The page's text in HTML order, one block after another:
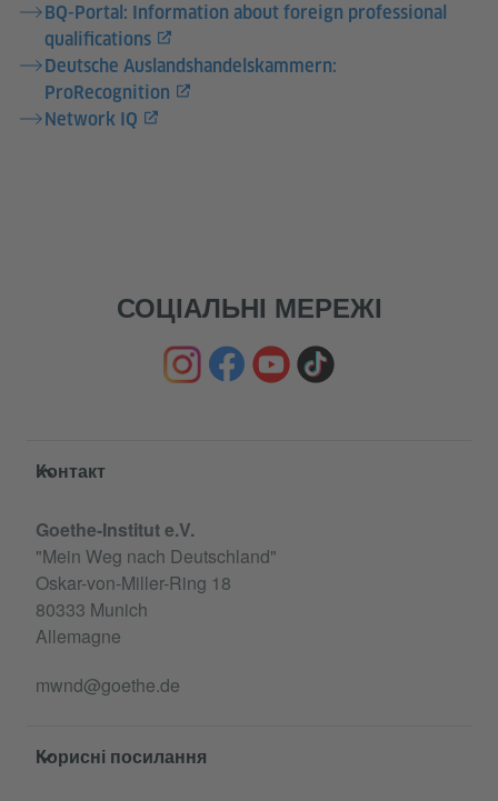
BQ-Portal: Information about foreign professional
qualifications
Deutsche Auslandshandelskammern:
ProRecognition
Network IQ
СОЦІАЛЬНІ МЕРЕЖІ
Service- und Informationsbereich
Контакт
Goethe-Institut e.V.
"Mein Weg nach Deutschland"
Oskar-von-Miller-Ring 18
80333 Munich
Allemagne
mwnd@goethe.de
Корисні посилання